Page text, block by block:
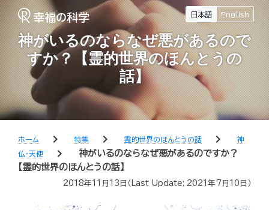
日本語 English
神がいるのならなぜ悪があるので
すか？【霊的世界のほんとうの
話】
ホーム chevron_right 特集 chevron_right 霊的世界のほんとうの話 chevron_right
神
仏・天使
chevron_right
神がいるのならなぜ悪があるのですか？
【霊的世界のほんとうの話】
2018年11月13日 （Last Update: 2021年7月10日 ）